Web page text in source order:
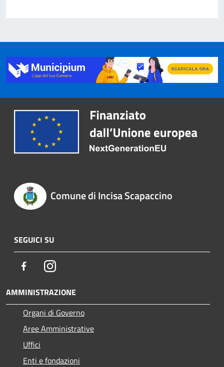
Comune di Incisa Scapaccino
SEGUICI SU
FacebookInstagram
AMMINISTRAZIONE
Organi di Governo
Aree Amministrative
Uffici
Enti e fondazioni